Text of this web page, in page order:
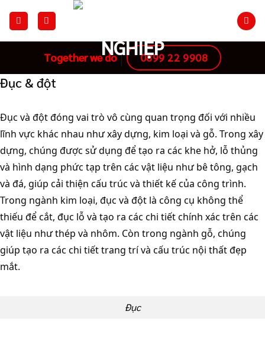
Together we do 0899 22 9908
Đục & đột
Đục và đột đóng vai trò vô cùng quan trọng đối với nhiều
lĩnh vực khác nhau như xây dựng, kim loại và gỗ. Trong xây
dựng, chúng được sử dụng để tạo ra các khe hở, lỗ thủng
và hình dạng phức tạp trên các vật liệu như bê tông, gạch
và đá, giúp cải thiện cấu trúc và thiết kế của công trình.
Trong ngành kim loại, đục và đột là công cụ không thể
thiếu để cắt, đục lỗ và tạo ra các chi tiết chính xác trên các
vật liệu như thép và nhôm. Còn trong ngành gỗ, chúng
giúp tạo ra các chi tiết trang trí và cấu trúc nội thất đẹp
mắt.
Đục